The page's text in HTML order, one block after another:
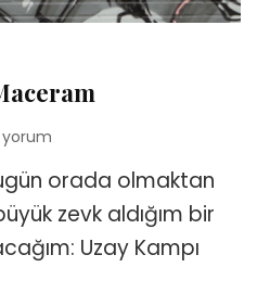
orada olmaktan
zevk aldığım bir
Uzay Kampı